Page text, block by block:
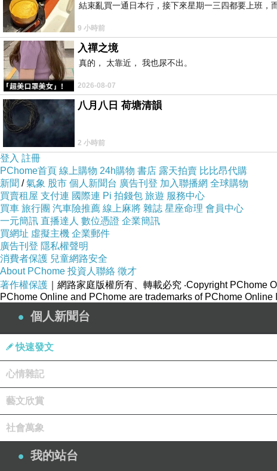
結束亂買一通日本行，接下來星期一三四都要上班
9 小時前
入禪之境
真的， 太靠近， 我也尿不出。
2026-08-07
八月八日 荷塘清韻
2 小時前
登入 註冊
PChome首頁 線上購物 24h購物 書店 露天拍賣 比比昂代購
新聞 /氣象 股市 個人新聞台 廣告刊登 加入聯播網 全球購物
買賣租屋 支付連 國際連 Pi 拍錢包 旅遊 服務中心
買車 旅行團 汽車險推薦 線上麻將 雜誌 星座命理 會員中心
一元簡訊 直播達人 數位憑證 企業簡訊
買網址 虛擬主機 企業郵件
廣告刊登 隱私權聲明
消費者保護 兒童網路安全
About PChome 投資人聯絡 徵才
著作權保護 ｜網路家庭版權所有、轉載必究 ‧Copyright PChome
PChome Online and PChome are trademarks of PChome Online
個人新聞台
快速發文
心情雜記
藝文欣賞
社會萬象
我的站台